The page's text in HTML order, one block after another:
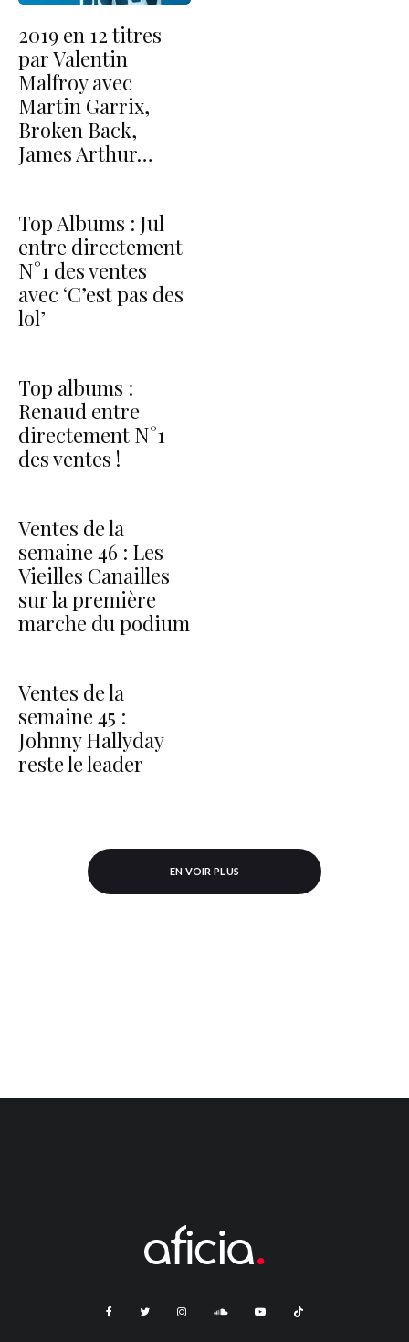
2019 en 12 titres
par Valentin
Malfroy avec
Martin Garrix,
Broken Back,
James Arthur…
Top Albums : Jul
entre directement
N°1 des ventes
avec ‘C’est pas des
lol’
Top albums :
Renaud entre
directement N°1
des ventes !
Ventes de la
semaine 46 : Les
Vieilles Canailles
sur la première
marche du podium
Ventes de la
semaine 45 :
Johnny Hallyday
reste le leader
EN VOIR PLUS